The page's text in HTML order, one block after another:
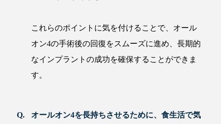
これらのポイントに気を付けることで、オール
オン4の手術後の回復をスムーズに進め、長期的
なインプラントの成功を確保することができま
す。
オールオン4を長持ちさせるために、食生活で気